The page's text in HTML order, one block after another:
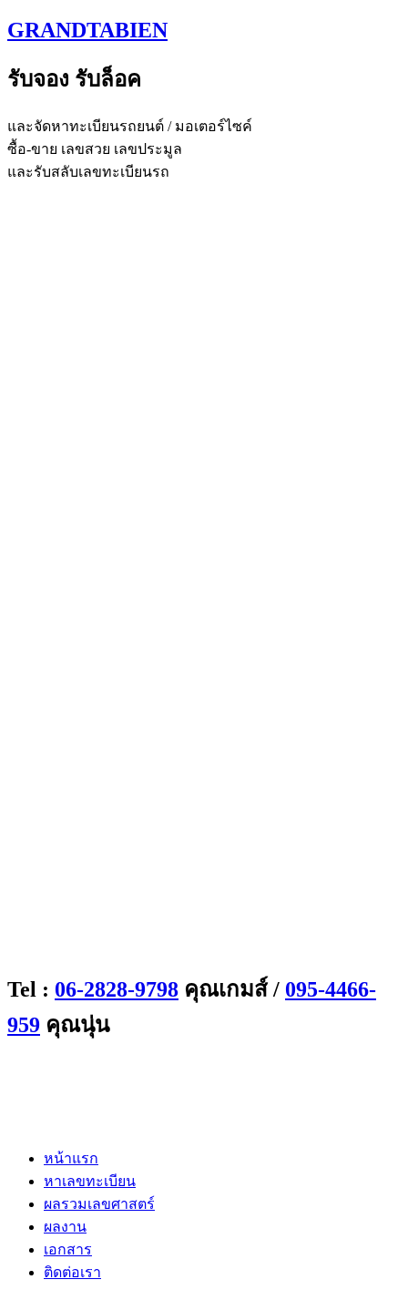
Skip
to
GRANDTABIEN
รับจอง รับล็อค
และจัดหาทะเบียนรถยนต์ / มอเตอร์ไซค์
ซื้อ-ขาย เลขสวย เลขประมูล
และรับสลับเลขทะเบียนรถ
Tel : 06-2828-9798 คุณเกมส์ / 095-4466-
959 คุณนุ่น
หน้าแรก
หาเลขทะเบียน
ผลรวมเลขศาสตร์
ผลงาน
เอกสาร
ติดต่อเรา